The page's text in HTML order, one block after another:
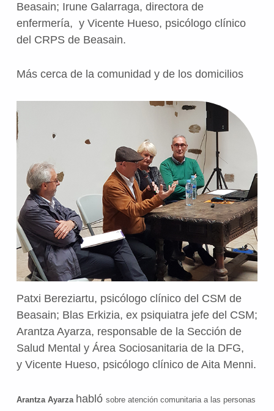
Beasain; Irune Galarraga, directora de
enfermería, y Vicente Hueso, psicólogo clínico
del CRPS de Beasain.
Más cerca de la comunidad y de los domicilios
Patxi Bereziartu, psicólogo clínico del CSM de
Beasain; Blas Erkizia, ex psiquiatra jefe del CSM;
Arantza Ayarza, responsable de la Sección de
Salud Mental y Área Sociosanitaria de la DFG,
y Vicente Hueso, psicólogo clínico de Aita Menni.
Arantza Ayarza habló sobre atención comunitaria a las personas